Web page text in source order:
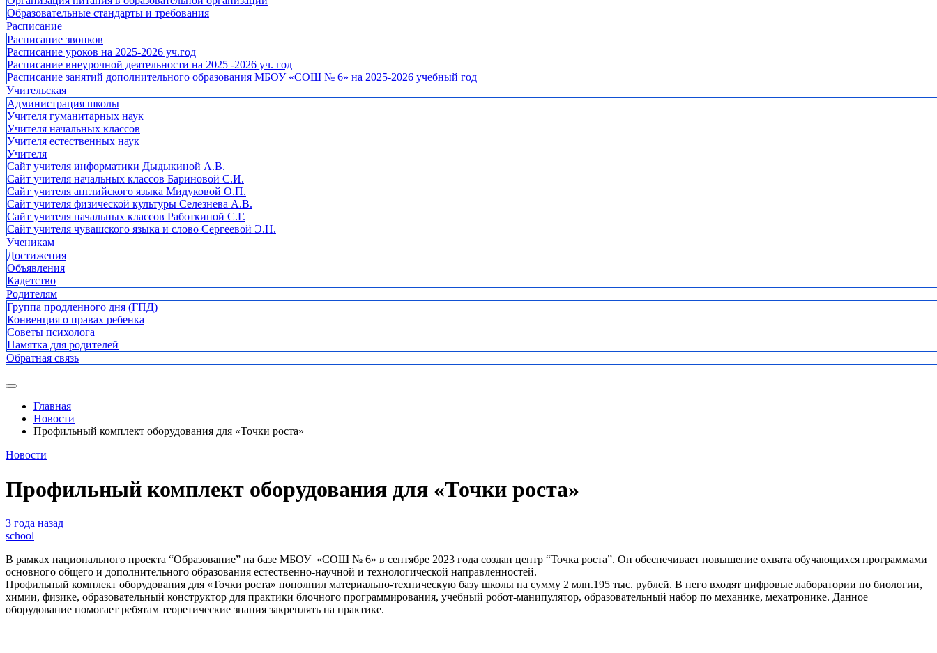
Образовательные стандарты и требования
Расписание
Расписание звонков
Расписание уроков на 2025-2026 уч.год
Расписание внеурочной деятельности на 2025 -2026 уч. год
Расписание занятий дополнительного образования МБОУ «СОШ № 6» на 2025-2026 учебный год
Учительская
Администрация школы
Учителя гуманитарных наук
Учителя начальных классов
Учителя естественных наук
Учителя
Cайт учителя информатики Дыдыкиной А.В.
Сайт учителя начальных классов Бариновой С.И.
Сайт учителя английского языка Мидуковой О.П.
Сайт учителя физической культуры Селезнева А.В.
Сайт учителя начальных классов Работкиной С.Г.
Сайт учителя чувашского языка и слово Сергеевой Э.Н.
Ученикам
Достижения
Объявления
Кадетство
Родителям
Группа продленного дня (ГПД)
Конвенция о правах ребенка
Советы психолога
Памятка для родителей
Обратная связь
Главная
Новости
Профильный комплект оборудования для «Точки роста»
Новости
Профильный комплект оборудования для «Точки роста»
3 года назад
school
В рамках национального проекта “Образование” на базе МБОУ «СОШ № 6» в сентябре 2023 года создан центр “Точка роста”. Он обеспечивает повышение охвата обучающихся программами
основного общего и дополнительного образования естественно-научной и технологической направленностей.
Профильный комплект оборудования для «Точки роста» пополнил материально-техническую базу школы на сумму 2 млн.195 тыс. рублей. В него входят цифровые лаборатории по биологии,
химии, физике, образовательный конструктор для практики блочного программирования, учебный робот-манипулятор, образовательный набор по механике, мехатронике. Данное
оборудование помогает ребятам теоретические знания закреплять на практике.